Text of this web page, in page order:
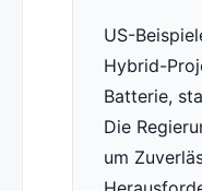
US-
Hybrid-
Batterie,
Die
um